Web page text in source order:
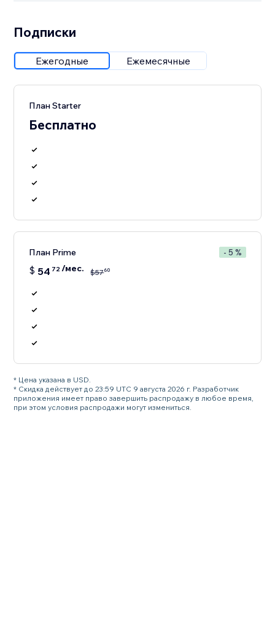
Подписки
Ежегодные Ежемесячные
План Starter
Бесплатно
План Prime - 5 %
$ 54 72/мес. $5760
* Цена указана в USD.
* Скидка действует до 23:59 UTC 9 августа 2026 г. Разработчик
приложения имеет право завершить распродажу в любое время,
при этом условия распродажи могут измениться.